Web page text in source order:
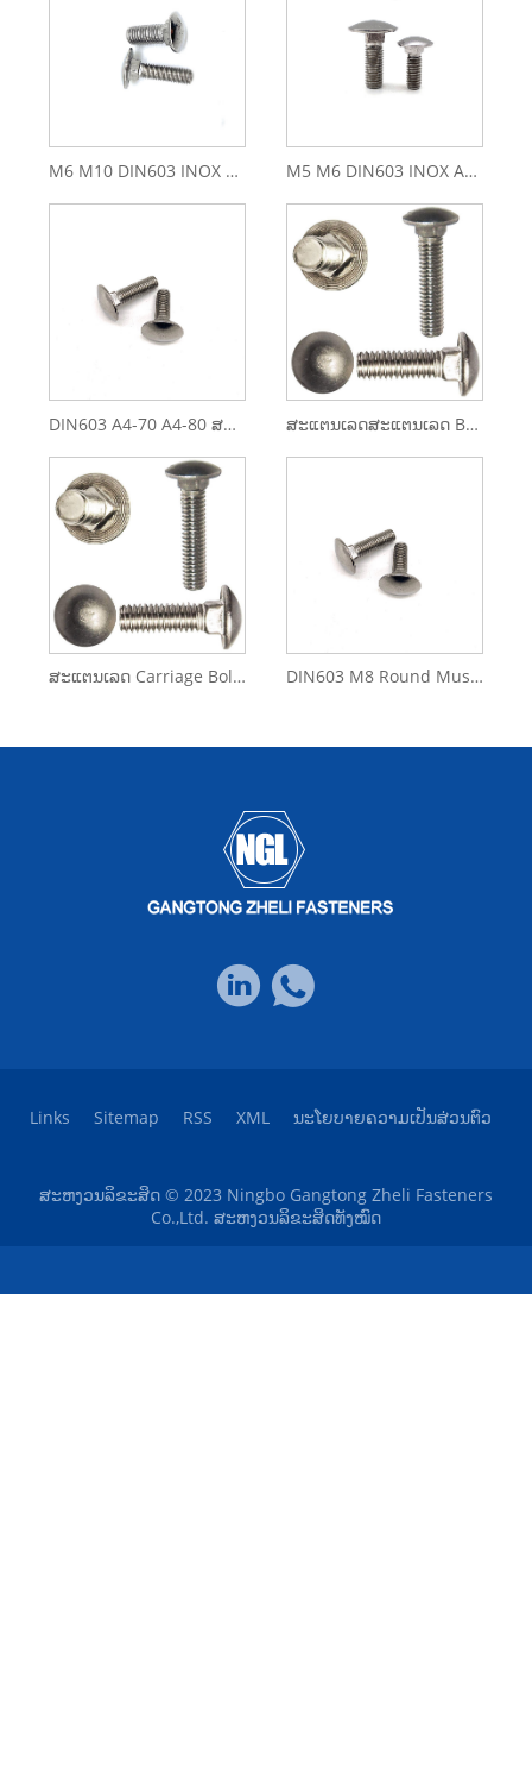
M6 M10 DIN603 INOX A4 ສະແຕນເລດສະແຕນເລດ 314 316 INOX A2 Carriage Bolt M5 M6 DIN603 INOX A4 INOX A2 Stainless Steel 314 316 Square Neck Carriage Bolt
DIN603 A4-70 A4-80 ສະແຕນເລດສະແຕນເລດ 314 316 M6 M12Carriage Bolt ສະແຕນເລດສະແຕນເລດ Bolts Coach
ສະແຕນເລດ Carriage Bolts Coach Bolts DIN603 M8 Round Mushroom Head Square Neck Stainless Steel Carriage Bolt Coach Bolt
Links Sitemap RSS XML ນະໂຍບາຍຄວາມເປັນສ່ວນຕົວ
ສະຫງວນລິຂະສິດ © 2023 Ningbo Gangtong Zheli Fasteners
Co.,Ltd. ສະຫງວນລິຂະສິດທັງໝົດ